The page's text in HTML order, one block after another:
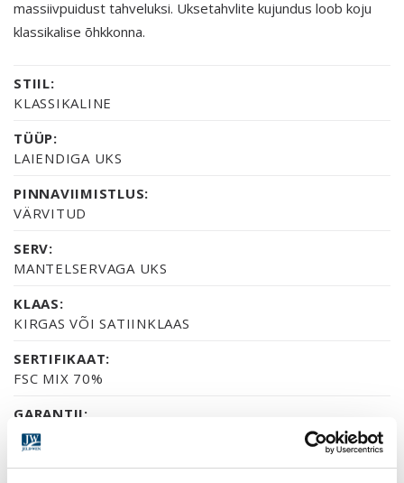
massiivpuidust tahveluksi. Uksetahvlite kujundus loob koju
klassikalise õhkkonna.
STIIL:
KLASSIKALINE
TÜÜP:
LAIENDIGA UKS
PINNAVIIMISTLUS:
VÄRVITUD
SERV:
MANTELSERVAGA UKS
KLAAS:
KIRGAS VÕI SATIINKLAAS
SERTIFIKAAT:
FSC MIX 70%
GARANTII:
2-AASTANE TOOTEGARANTII